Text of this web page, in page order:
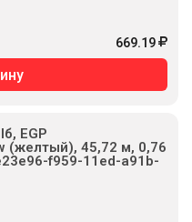
669.19
EGP
(желтый), 45,72 м, 0,76
f959-11ed-a91b-